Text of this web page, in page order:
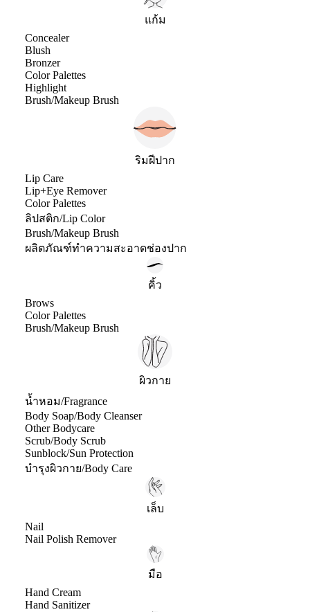
แก้ม
Concealer
Blush
Bronzer
Color Palettes
Highlight
Brush/Makeup Brush
ริมฝีปาก
Lip Care
Lip+Eye Remover
Color Palettes
ลิปสติก/Lip Color
Brush/Makeup Brush
ผลิตภัณฑ์ทำความสะอาดช่องปาก
คิ้ว
Brows
Color Palettes
Brush/Makeup Brush
ผิวกาย
น้ำหอม/Fragrance
Body Soap/Body Cleanser
Other Bodycare
Scrub/Body Scrub
Sunblock/Sun Protection
บำรุงผิวกาย/Body Care
เล็บ
Nail
Nail Polish Remover
มือ
Hand Cream
Hand Sanitizer